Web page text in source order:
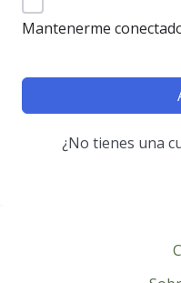
Mantenerme
¿No tienes una